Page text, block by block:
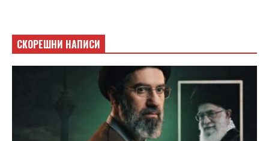
СКОРЕШНИ НАПИСИ